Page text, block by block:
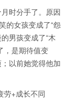
时分手了。原因
的女孩变成了“怨
男孩变成了“木
，是期待值变
以前她觉得他加
劳+成长不同